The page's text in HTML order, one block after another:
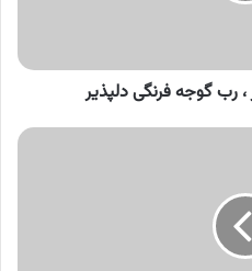
رب گوجه فرنگی دلپذیر